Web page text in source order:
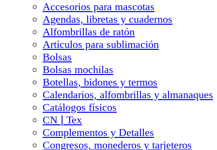
Accesorios para mascotas
Agendas, libretas y cuadernos
Alfombrillas de ratón
Artículos para sublimación
Bolsas
Bolsas mochilas
Botellas, bidones y termos
Calendarios, alfombrillas y almanaques
Catálogos físicos
CN❘Tex
Complementos y Detalles
Congresos, monederos y tarjeteros